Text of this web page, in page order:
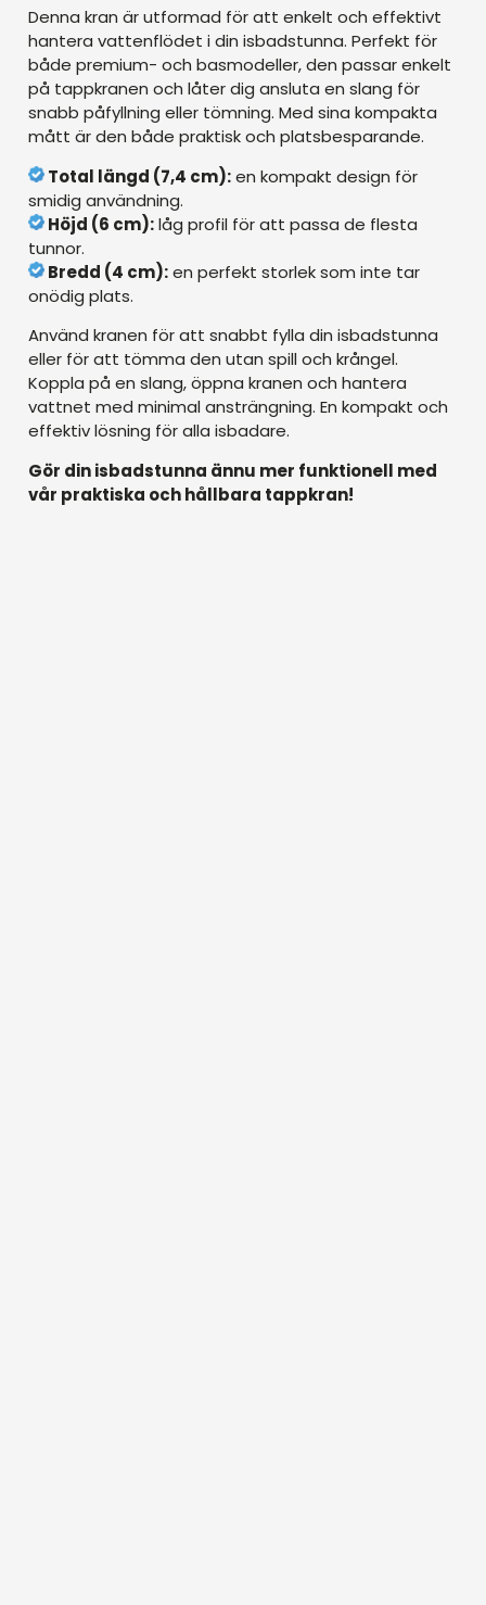
Denna kran är utformad för att enkelt och effektivt
hantera vattenflödet i din isbadstunna. Perfekt för
både premium- och basmodeller, den passar enkelt
på tappkranen och låter dig ansluta en slang för
snabb påfyllning eller tömning. Med sina kompakta
mått är den både praktisk och platsbesparande.
Total längd (7,4 cm):en kompakt design för
smidig användning.
Höjd (6 cm):låg profil för att passa de flesta
tunnor.
Bredd (4 cm):en perfekt storlek som inte tar
onödig plats.
Använd kranen för att snabbt fylla din isbadstunna
eller för att tömma den utan spill och krångel.
Koppla på en slang, öppna kranen och hantera
vattnet med minimal ansträngning. En kompakt och
effektiv lösning för alla isbadare.
Gör din isbadstunna ännu mer funktionell med
vår praktiska och hållbara tappkran!